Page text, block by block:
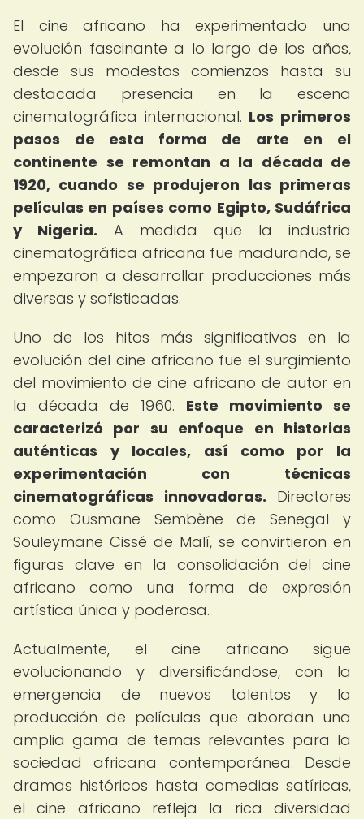
El cine africano ha experimentado una
evolución fascinante a lo largo de los años,
desde sus modestos comienzos hasta su
destacada presencia en la escena
cinematográfica internacional. Los primeros
pasos de esta forma de arte en el
continente se remontan a la década de
1920, cuando se produjeron las primeras
películas en países como Egipto, Sudáfrica
y Nigeria. A medida que la industria
cinematográfica africana fue madurando, se
empezaron a desarrollar producciones más
diversas y sofisticadas.
Uno de los hitos más significativos en la
evolución del cine africano fue el surgimiento
del movimiento de cine africano de autor en
la década de 1960. Este movimiento se
caracterizó por su enfoque en historias
auténticas y locales, así como por la
experimentación con técnicas
cinematográficas innovadoras. Directores
como Ousmane Sembène de Senegal y
Souleymane Cissé de Malí, se convirtieron en
figuras clave en la consolidación del cine
africano como una forma de expresión
artística única y poderosa.
Actualmente, el cine africano sigue
evolucionando y diversificándose, con la
emergencia de nuevos talentos y la
producción de películas que abordan una
amplia gama de temas relevantes para la
sociedad africana contemporánea. Desde
dramas históricos hasta comedias satíricas,
el cine africano refleja la rica diversidad